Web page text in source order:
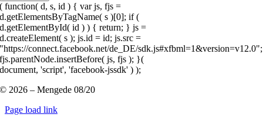
( function( d, s, id ) { var js, fjs =
d.getElementsByTagName( s )[0]; if (
d.getElementById( id ) ) { return; } js =
d.createElement( s ); js.id = id; js.src =
"https://connect.facebook.net/de_DE/sdk.js#xfbml=1&version=v12.0";
fjs.parentNode.insertBefore( js, fjs ); }(
document, 'script', 'facebook-jssdk' ) );
© 2026 – Mengede 08/20
Page load link